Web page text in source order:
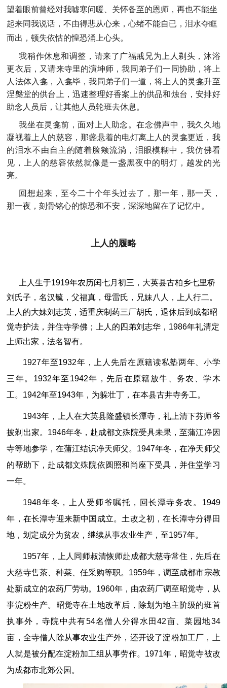
望着眼前曾经对我嘘寒问暖、关怀备至的恩师，再也不能坐
起来同我说话，不由得悲从心来，心绪不能自已，泪水夺眶
而出，顿失依怙的惶恐涌上心头。
我稍作休息和调整，请来了广福戒兄为上人剃头，沐浴
更衣后，又请来寺里的演坤师，我同弟子们一同协助，将上
人法体入龛，入龛毕，我同弟子们一道，将上人的灵龛升至
涅槃堂的供台上，迅速整理好香案上的供品和烛台，安排好
助念人员后，让其他人员轮班去休息。
我坐在灵龛前，面对上人助念。在念佛声中，我久久地
凝视着上人的慈容，那盏悬着的电灯离上人的灵龛更近，我
的泪水不由自主的随着脸颊流淌，泪眼模糊中，我仿佛看
见，上人的慈容依然就像是一盏黑夜中的明灯，越发的光
亮。
回想起来，至今二十个年头过去了，那一年，那一天，
那一夜，刻骨铭心的惊恐和不安，深深地留在了记忆中。
上人的履略
上人生于1919年农历闰七月初三，大英县古柏乡七里桥
刘氏子，名汉毓，父福真，母雷氏，兄妹八人，上人行二。
上人的大妹刘志英，适重庆制药三厂胡氏，退休后到成都昭
觉寺护法，并住寺学佛；上人的四弟刘志华，1986年礼清定
上师出家，法名智有。
1927年至1932年，上人先后在原籍读私塾两年、小学
三年。1932年至1942年，先后在原籍放牛、务农、学木
工。1942年至1943年，为躲壮丁，在本县古井寺务工。
1943年，上人在大英县隆盛镇长潭寺，礼上清下芬师爷
披剃出家。1946年冬，赴成都文殊院受具未果，至蒲江净因
寺等地参学，在蒲江结识净天师父。1947年冬，在净天师父
的帮助下，赴成都文殊院依圆照和尚座下受具，并住堂学习
一年。
1948年冬，上人受师爷嘱托，回长潭寺务农。1949
年，在长潭寺迎来新中国成立。土改之初，在长潭寺分得田
地，划定成分为贫农，继续从事农业生产，至1957年。
1957年，上人同师叔清恢师赴成都大慈寺常住，先后在
大慈寺售茶、种菜、任采购等职。1959年，调至成都市宗教
处新成立的农药厂劳动。1960年，由农药厂调至昭觉寺，从
事淀粉生产。昭觉寺在土地改革后，除划为地主阶级的班首
执事外，寺院中共有54名僧人分得水田42亩、菜园地34
亩，全寺僧人除从事农业生产外，还开设了淀粉加工厂，上
人就是被分配在淀粉加工组从事劳作。1971年，昭觉寺被改
为成都市北郊公园。